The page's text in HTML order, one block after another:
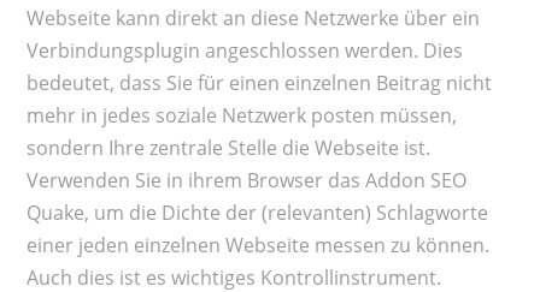
Webseite kann direkt an diese Netzwerke über ein
Verbindungsplugin angeschlossen werden. Dies
bedeutet, dass Sie für einen einzelnen Beitrag nicht
mehr in jedes soziale Netzwerk posten müssen,
sondern Ihre zentrale Stelle die Webseite ist.
Verwenden Sie in ihrem Browser das Addon SEO
Quake, um die Dichte der (relevanten) Schlagworte
einer jeden einzelnen Webseite messen zu können.
Auch dies ist es wichtiges Kontrollinstrument.